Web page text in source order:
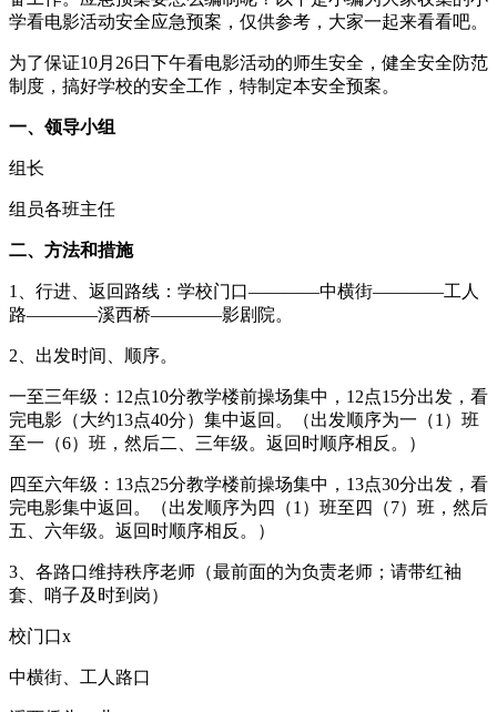
学看电影活动安全应急预案，仅供参考，大家一起来看看吧。
为了保证10月26日下午看电影活动的师生安全，健全安全防范
制度，搞好学校的安全工作，特制定本安全预案。
一、领导小组
组长
组员各班主任
二、方法和措施
1、行进、返回路线：学校门口————中横街————工人
路————溪西桥————影剧院。
2、出发时间、顺序。
一至三年级：12点10分教学楼前操场集中，12点15分出发，看
完电影（大约13点40分）集中返回。（出发顺序为一（1）班
至一（6）班，然后二、三年级。返回时顺序相反。）
四至六年级：13点25分教学楼前操场集中，13点30分出发，看
完电影集中返回。（出发顺序为四（1）班至四（7）班，然后
五、六年级。返回时顺序相反。）
3、各路口维持秩序老师（最前面的为负责老师；请带红袖
套、哨子及时到岗）
校门口x
中横街、工人路口